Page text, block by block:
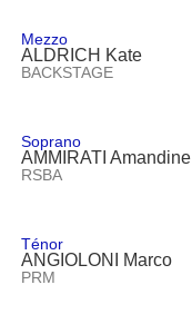
Mezzo
ALDRICH Kate
BACKSTAGE
Soprano
AMMIRATI Amandine
RSBA
Ténor
ANGIOLONI Marco
PRM